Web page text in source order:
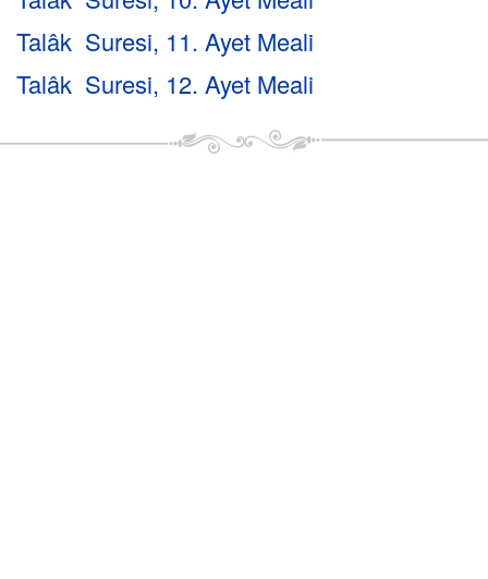
Talâk Suresi, 11. Ayet Meali
Talâk Suresi, 12. Ayet Meali